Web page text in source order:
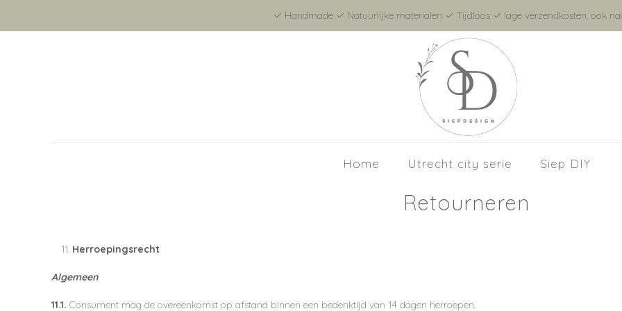
✓ Handmade ✓ Natuurlijke materialen ✓ Tijdloos ✓ lage verzendkosten, ook
Home Utrecht city serie Siep DIY
Retourneren
Herroepingsrecht
Algemeen
11.1.Consument mag de overeenkomst op afstand binnen een bedenktijd van 14 dagen herroepen.